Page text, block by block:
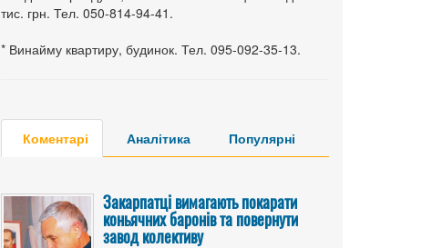
тис. грн. Тел. 050-814-94-41.
* Винайму квартиру, будинок. Тел. 095-092-35-13.
Коментарі Аналітика Популярні
Закарпатці вимагають покарати
коньячних баронів та повернути
завод колективу